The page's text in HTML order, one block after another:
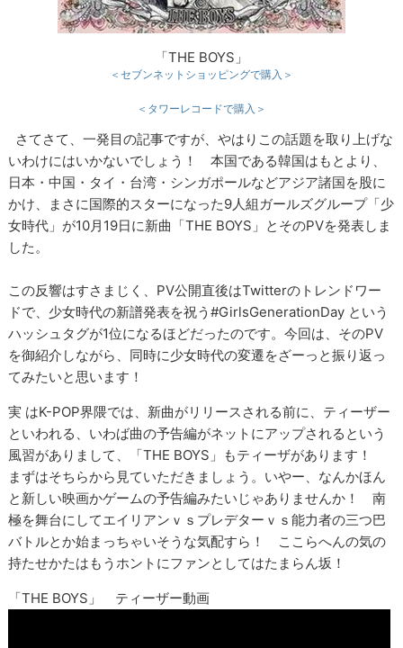
「THE BOYS」
＜セブンネットショッピングで購入＞
＜タワーレコードで購入＞
さてさて、一発目の記事ですが、やはりこの話題を取り上げな
いわけにはいかないでしょう！ 本国である韓国はもとより、
日本・中国・タイ・台湾・シンガポールなどアジア諸国を股に
かけ、まさに国際的スターになった9人組ガールズグループ「少
女時代」が10月19日に新曲「THE BOYS」とそのPVを発表しま
した。
この反響はすさまじく、PV公開直後はTwitterのトレンドワー
ドで、少女時代の新譜発表を祝う#GirlsGenerationDay という
ハッシュタグが1位になるほどだったのです。今回は、そのPV
を御紹介しながら、同時に少女時代の変遷をざーっと振り返っ
てみたいと思います！
実 はK-POP界隈では、新曲がリリースされる前に、ティーザー
といわれる、いわば曲の予告編がネットにアップされるという
風習がありまして、「THE BOYS」もティーザがあります！
まずはそちらから見ていただきましょう。いやー、なんかほん
と新しい映画かゲームの予告編みたいじゃありませんか！ 南
極を舞台にしてエイリアンｖｓプレデターｖｓ能力者の三つ巴
バトルとか始まっちゃいそうな気配すら！ ここらへんの気の
持たせかたはもうホントにファンとしてはたまらん坂！
「THE BOYS」 ティーザー動画